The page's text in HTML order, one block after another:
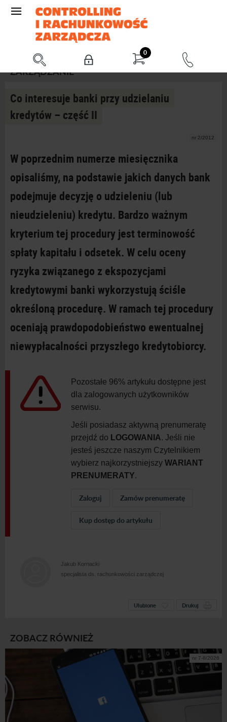
0
ZARZĄDZANIE
Co interesuje banki przy udzielaniu
kredytów – część II
nr 2/2012
W poprzednim numerze miesięcznika
opisaliśmy, na podstawie jakich danych bank
podejmuje decyzję o udzieleniu (lub
nieudzieleniu) kredytu. Bardzo ważnym
kryterium tej procedury jest terminowość
spłaty kapitału i odsetek. W celu oceny
ryzyka związanego z ekspozycjami
kredytowymi banki wykorzystują ściśle
określoną procedurę. W ramach tej procedury
oceniają prawdopodobieństwo ewentualnej
niewypłacalności przyszłego kredytobiorcy.
Pozostałe 96% artykułu dostępne jest
dla zalogowanych użytkowników
serwisu.
Jeśli posiadasz aktywną prenumeratę
przejdź do LOGOWANIA. Jeśli nie
jesteś jeszcze naszym Czytelnikiem
wybierz najkorzystniejszy WARIANT
PRENUMERATY.
Zaloguj Zamów prenumeratę
Kup dostęp do artykułu
Jakub Kornacki
specjalista ds. rachunkowości zarządczej
Ulubione Drukuj
ZOBACZ RÓWNIEŻ
nr 7-8/2026